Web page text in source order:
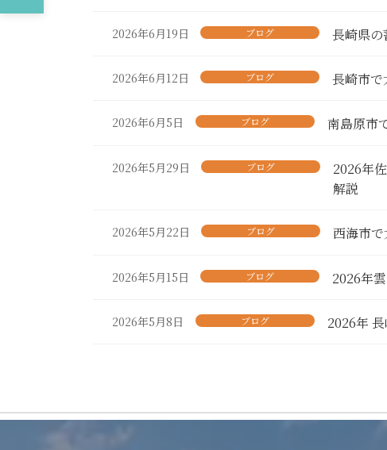
2026年6月19日 ブログ 長崎県
2026年6月12日 ブログ 長崎市
2026年6月5日 ブログ 南島原市
2026年5月29日 ブログ
2026年
解説
2026年5月22日 ブログ 西海市
2026年5月15日 ブログ 2026年
2026年5月8日 ブログ 2026年